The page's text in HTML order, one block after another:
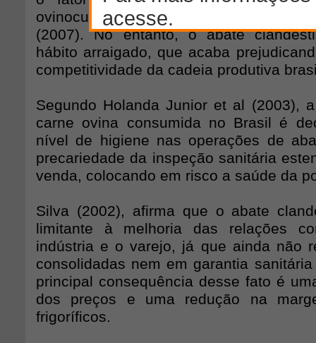
ovinocultura em pesquisa nacional
(2007). No entanto, o abate
hábito arraigado, que acaba
competitividade da cadeia produtiva
Segundo Holanda Junior et al (2003),
carne ovina consumida no Brasil é
nível de higiene nas operações de
precariedade da inspeção sanitária
venda, colocando em risco a saúde da
Silva (2002), afirma que o abate
limitante à melhoria das relações
indústria e o varejo, já que ainda não
consolidadas nem em garantia
principal consequência desse fato é
dos preços e uma redução na
frigoríficos.